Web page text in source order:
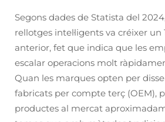
Segons dades de Statista del
rellotges intel·ligents va créixer un
anterior, fet que indica que les
escalar operacions molt
Quan les marques opten per
fabricats per compte terç (OEM),
productes al mercat